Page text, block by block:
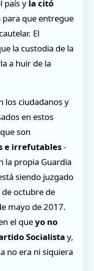
país y la citó
para que entregue
El
la custodia de la
a huir de la
los ciudadanos y
en estos
son
e irrefutables-
la propia Guardia
siendo juzgado
octubre de
mayo de 2017.
el queyo no
Socialista y,
no era ni siquiera